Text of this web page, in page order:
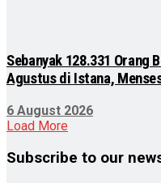
Sebanyak 128.331 Orang
Agustus di Istana,
6 August 2026
Load More
Subscribe to our